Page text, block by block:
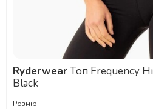
Ryderwear
Black
Розмір